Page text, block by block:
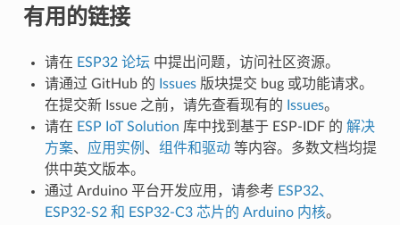
有用的链接
请在 ESP32 论坛中提出问题，访问社区资源。
请通过 GitHub 的 Issues版块提交 bug 或功能请求。
在提交新 Issue 之前，请先查看现有的 Issues。
请在 ESP IoT Solution 库中找到基于 ESP-IDF 的 解决
方案、 应用实例 、 组件和驱动等内容。多数文档均提
供中英文版本。
通过 Arduino 平台开发应用，请参考 ESP32、
ESP32-S2 和 ESP32-C3 芯片的 Arduino 内核。